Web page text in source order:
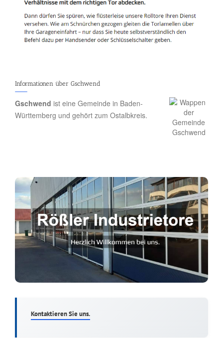
Informationen über Gschwend
Gschwend ist eine Gemeinde in Baden-
Württemberg und gehört zum Ostalbkreis.
Kontaktieren Sie uns.